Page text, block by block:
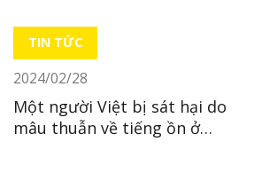
TIN TỨC
2024/02/28
Một người Việt bị sát hại do
mâu thuẫn về tiếng ồn ở